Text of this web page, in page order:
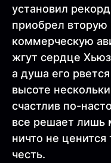
установил
приобрел вторую
коммерческую
жгут сердце
а душа его
высоте
счастлив по-
все решает лишь
ничто не ценится
честь.